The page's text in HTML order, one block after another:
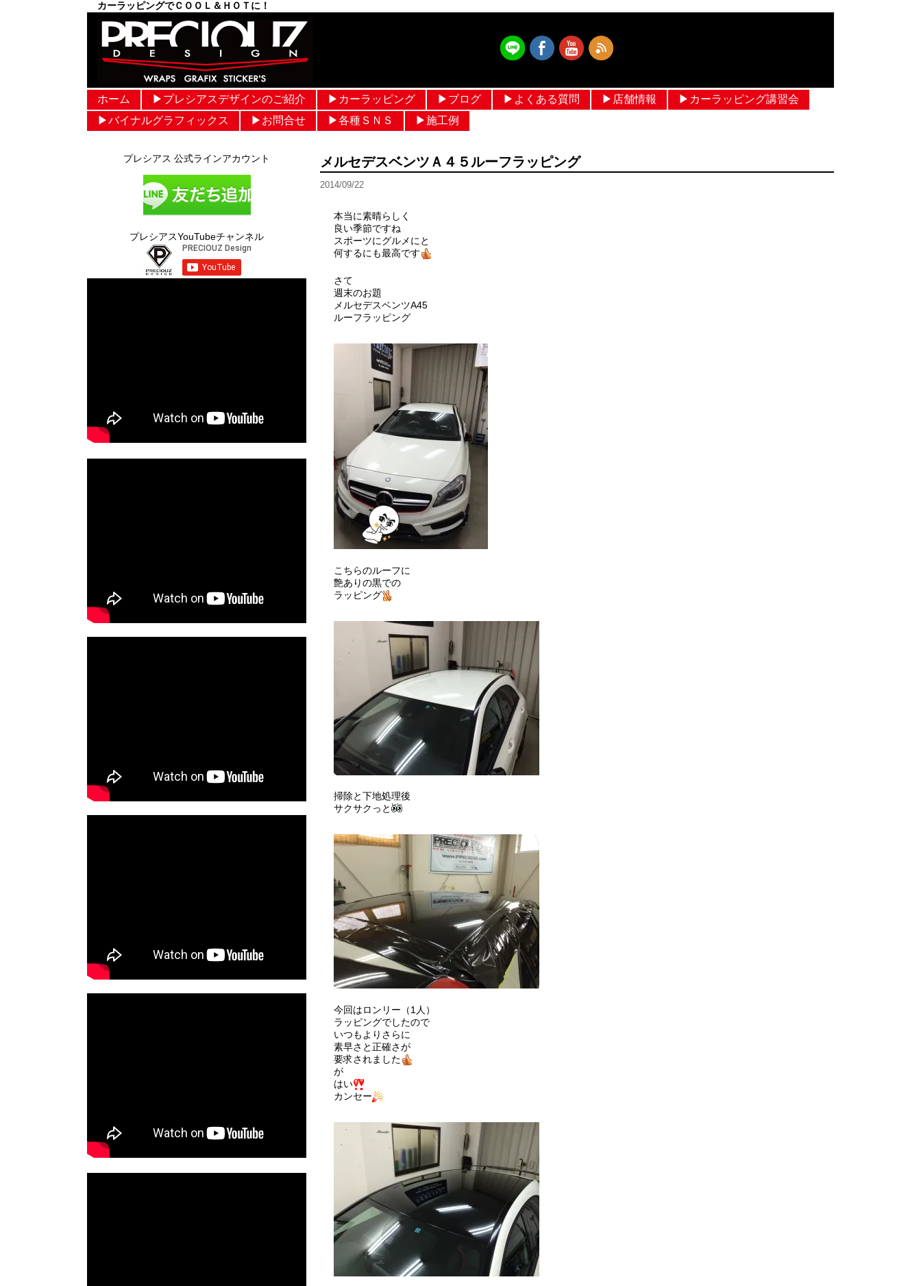
カーラッピングでＣＯＯＬ＆ＨＯＴに！
ホーム ▶︎プレシアスデザインのご紹介 ▶︎カーラッピング
フルラッピング価格 設定
ルーフラッピング
メッキモールラッピング
パートラッピング
ボンネットラッピング
フルカラーラッピング
ヘルメットラッピング
▶︎ブログ
作業ブログ
日常ブログ
▶︎よくある質問 ▶︎店舗情報
▶︎カーラッピング講習会
▶︎バイナルグラフィックス
▶︎お問合せ ▶︎各種ＳＮＳ ▶︎施工例
メルセデスベンツＡ４５ルーフラッピング
2014/09/22
本当に素晴らしく
良い季節ですね
スポーツにグルメにと
何するにも最高です
さて
週末のお題
メルセデスベンツA45
ルーフラッピング
こちらのルーフに
艶ありの黒での
ラッピング
掃除と下地処理後
サクサクっと
今回はロンリー（1人）
ラッピングでしたので
いつもよりさらに
素早さと正確さが
要求されました
が
はい
カンセー
プレシアス 公式ラインアカウント
プレシアスYouTubeチャンネル